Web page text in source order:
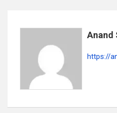
Anand
https://